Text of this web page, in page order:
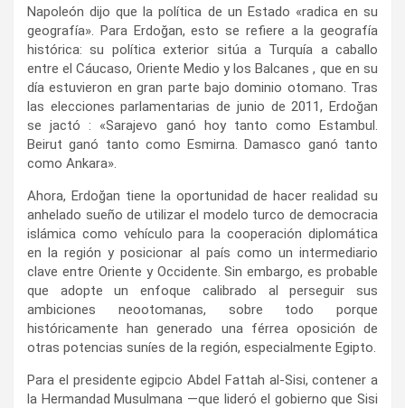
Napoleón dijo que la política de un Estado «radica en su
geografía». Para Erdoğan, esto se refiere a la geografía
histórica: su política exterior sitúa a Turquía a caballo
entre el Cáucaso, Oriente Medio y los Balcanes , que en su
día estuvieron en gran parte bajo dominio otomano. Tras
las elecciones parlamentarias de junio de 2011, Erdoğan
se jactó : «Sarajevo ganó hoy tanto como Estambul.
Beirut ganó tanto como Esmirna. Damasco ganó tanto
como Ankara».
Ahora, Erdoğan tiene la oportunidad de hacer realidad su
anhelado sueño de utilizar el modelo turco de democracia
islámica como vehículo para la cooperación diplomática
en la región y posicionar al país como un intermediario
clave entre Oriente y Occidente. Sin embargo, es probable
que adopte un enfoque calibrado al perseguir sus
ambiciones neootomanas, sobre todo porque
históricamente han generado una férrea oposición de
otras potencias suníes de la región, especialmente Egipto.
Para el presidente egipcio Abdel Fattah al-Sisi, contener a
la Hermandad Musulmana —que lideró el gobierno que Sisi